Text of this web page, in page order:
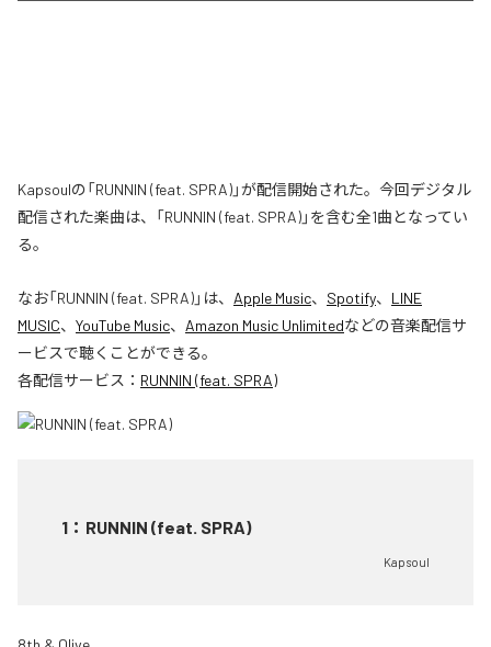
Kapsoulの「RUNNIN (feat. SPRA)」が配信開始された。今回デジタル
配信された楽曲は、「RUNNIN (feat. SPRA)」を含む全1曲となってい
る。
なお「RUNNIN (feat. SPRA)」は、 Apple Music、 Spotify、 LINE
MUSIC、 YouTube Music、 Amazon Music Unlimitedなどの音楽配信サ
ービスで聴くことができる。
各配信サービス： RUNNIN (feat. SPRA)
1 ： RUNNIN (feat. SPRA)
Kapsoul